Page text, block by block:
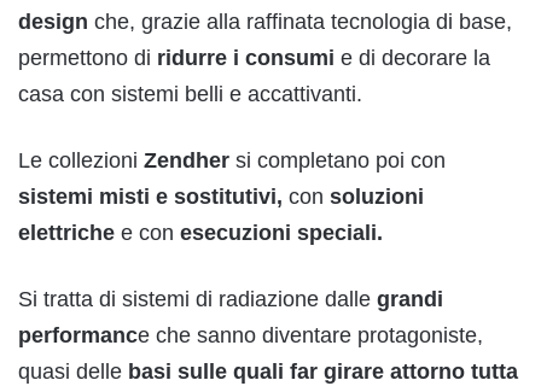
design che, grazie alla raffinata tecnologia di base,
permettono di ridurre i consumi e di decorare la
casa con sistemi belli e accattivanti.
Le collezioni Zendher si completano poi con
sistemi misti e sostitutivi, con soluzioni
elettriche e con esecuzioni speciali.
Si tratta di sistemi di radiazione dalle grandi
performance che sanno diventare protagoniste,
quasi delle basi sulle quali far girare attorno tutta